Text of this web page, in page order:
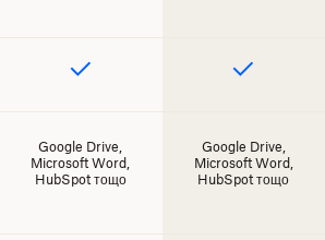
Google Drive,
Microsoft Word,
HubSpot тощо
Google Drive,
Microsoft Word,
HubSpot тощо